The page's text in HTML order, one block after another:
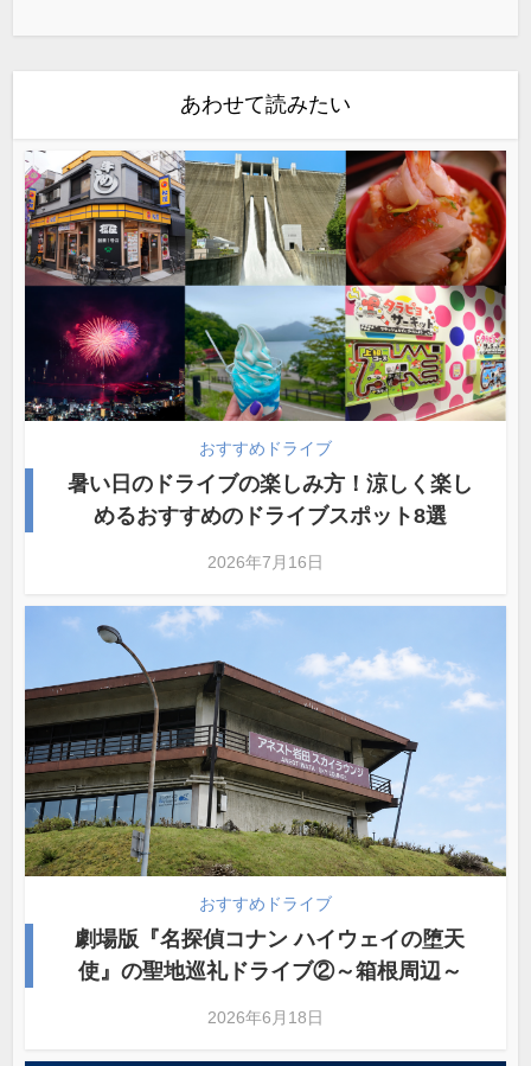
あわせて読みたい
おすすめドライブ
暑い日のドライブの楽しみ方！涼しく楽し
めるおすすめのドライブスポット8選
2026年7月16日
おすすめドライブ
劇場版『名探偵コナン ハイウェイの堕天
使』の聖地巡礼ドライブ②～箱根周辺～
2026年6月18日